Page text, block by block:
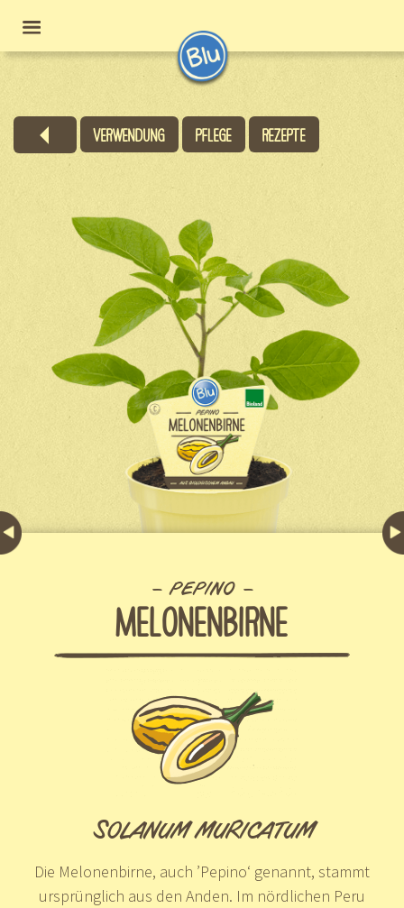
Verwendung Pflege Rezepte
PEPINO
MELONENBIRNE
SOLANUM MURICATUM
Die Melonenbirne, auch ’Pepino‘ genannt, stammt
ursprünglich aus den Anden. Im nördlichen Peru